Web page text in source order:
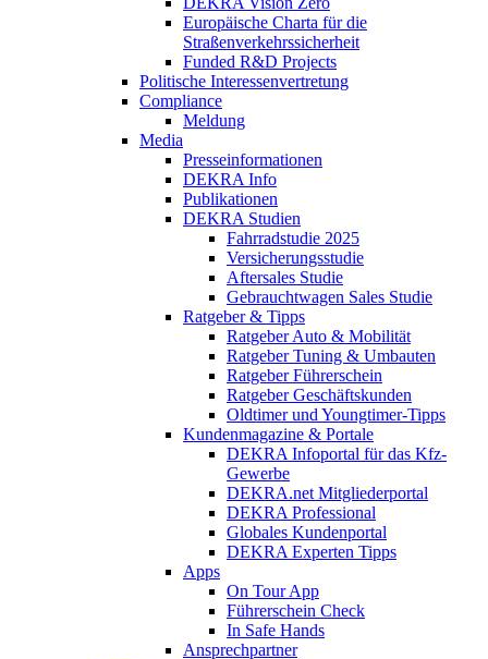
Europäische Charta für die
Straßenverkehrssicherheit
Funded R&D Projects
Politische Interessenvertretung
Compliance
Meldung
Media
Presseinformationen
DEKRA Info
Publikationen
DEKRA Studien
Fahrradstudie 2025
Versicherungsstudie
Aftersales Studie
Gebrauchtwagen Sales Studie
Ratgeber & Tipps
Ratgeber Auto & Mobilität
Ratgeber Tuning & Umbauten
Ratgeber Führerschein
Ratgeber Geschäftskunden
Oldtimer und Youngtimer-Tipps
Kundenmagazine & Portale
DEKRA Infoportal für das Kfz-
Gewerbe
DEKRA.net Mitgliederportal
DEKRA Professional
Globales Kundenportal
DEKRA Experten Tipps
Apps
On Tour App
Führerschein Check
In Safe Hands
Ansprechpartner